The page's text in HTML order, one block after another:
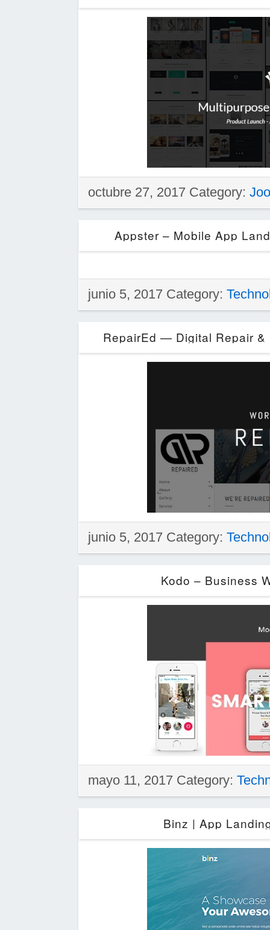
octubre 27, 2017 Category:
Appster – Mobile App
junio 5, 2017 Category:
RepairEd — Digital Repair &
junio 5, 2017 Category:
Kodo – Business
mayo 11, 2017 Category:
Binz | App